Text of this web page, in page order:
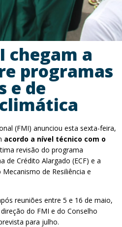
chegam a
programas
e de
(FMI) anunciou esta sexta-feira,
acordo a nível técnico com o
revisão do programa
de Crédito Alargado (ECF) e a
de Resiliência e
reuniões entre 5 e 16 de maio,
do FMI e do Conselho
para julho.